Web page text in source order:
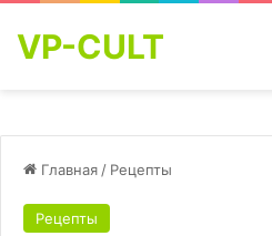
VP-CULT
Главная / Рецепты
Рецепты